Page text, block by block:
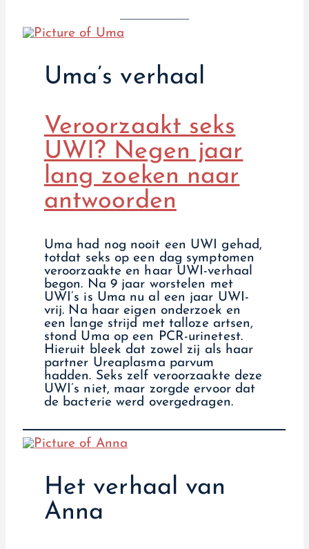
Uma’s verhaal
Veroorzaakt seks
UWI? Negen jaar
lang zoeken naar
antwoorden
Uma had nog nooit een UWI gehad,
totdat seks op een dag symptomen
veroorzaakte en haar UWI-verhaal
begon. Na 9 jaar worstelen met
UWI’s is Uma nu al een jaar UWI-
vrij. Na haar eigen onderzoek en
een lange strijd met talloze artsen,
stond Uma op een PCR-urinetest.
Hieruit bleek dat zowel zij als haar
partner Ureaplasma parvum
hadden. Seks zelf veroorzaakte deze
UWI’s niet, maar zorgde ervoor dat
de bacterie werd overgedragen.
Het verhaal van
Anna